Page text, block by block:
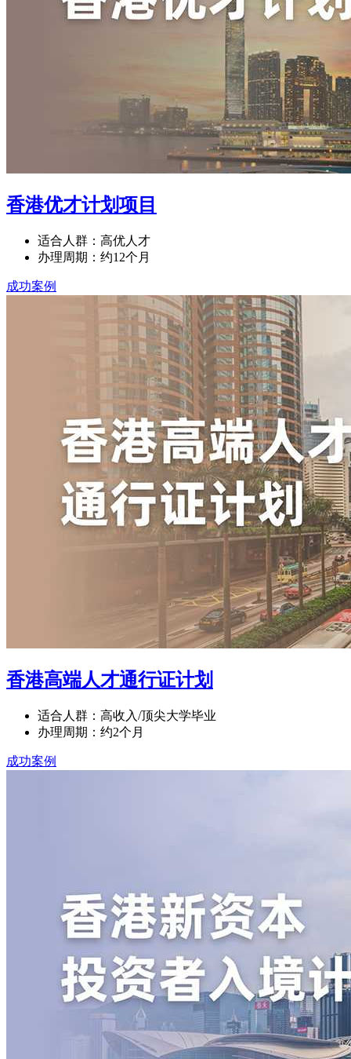
香港优才计划项目
适合人群：高优人才
办理周期：约12个月
成功案例
香港高端人才通行证计划
适合人群：高收入/顶尖大学毕业
办理周期：约2个月
成功案例